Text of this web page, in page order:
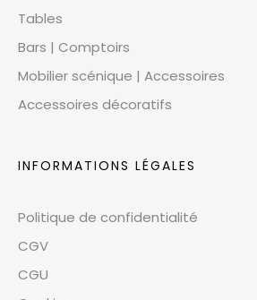
Tables
Bars | Comptoirs
Mobilier scénique | Accessoires
Accessoires décoratifs
INFORMATIONS LÉGALES
Politique de confidentialité
CGV
CGU